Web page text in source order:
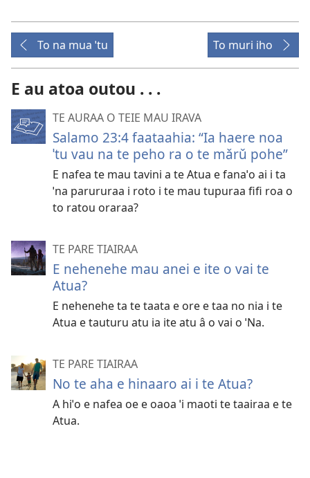
To na mua ˈtu To muri iho
E au atoa outou . . .
TE AURAA O TEIE MAU IRAVA
Salamo 23:4 faataahia: “Ia haere noa
ˈtu vau na te peho ra o te mǎrǔ pohe”
E nafea te mau tavini a te Atua e fanaˈo ai i ta
ˈna parururaa i roto i te mau tupuraa fifi roa o
to ratou oraraa?
TE PARE TIAIRAA
E nehenehe mau anei e ite o vai te
Atua?
E nehenehe ta te taata e ore e taa no nia i te
Atua e tauturu atu ia ite atu â o vai o ˈNa.
TE PARE TIAIRAA
No te aha e hinaaro ai i te Atua?
A hiˈo e nafea oe e oaoa ˈi maoti te taairaa e te
Atua.